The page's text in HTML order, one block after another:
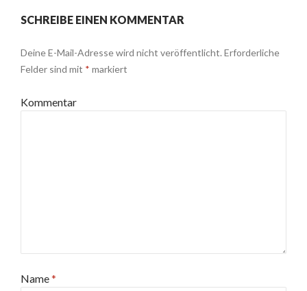
SCHREIBE EINEN KOMMENTAR
Deine E-Mail-Adresse wird nicht veröffentlicht. Erforderliche
Felder sind mit * markiert
Kommentar
Name*